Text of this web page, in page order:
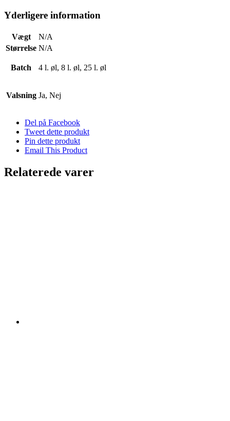
Yderligere information
Vægt
N/A
Størrelse N/A
Batch 4 l. øl, 8 l. øl, 25 l. øl
Valsning Ja, Nej
Del på Facebook
Tweet dette produkt
Pin dette produkt
Email This Product
Relaterede varer